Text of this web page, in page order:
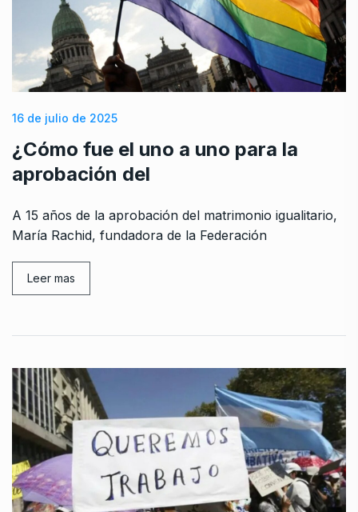
16 de julio de 2025
¿Cómo fue el uno a uno para la
aprobación del
A 15 años de la aprobación del matrimonio igualitario,
María Rachid, fundadora de la Federación
Leer mas